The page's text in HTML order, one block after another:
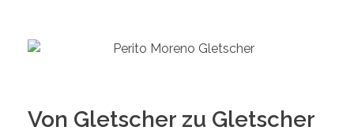
Von Gletscher zu Gletscher